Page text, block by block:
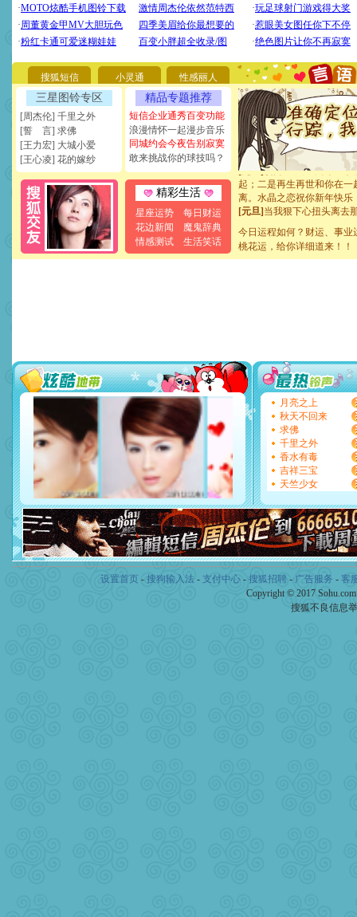
搜狐短信 小灵通 性感丽人
三星图铃专区
[周杰伦] 千里之外
[誓 言] 求佛
[王力宏] 大城小爱
[王心凌] 花的嫁纱
精品专题推荐
短信企业通秀百变功能
浪漫情怀一起漫步音乐
同城约会今夜告别寂寞
敢来挑战你的球技吗？
精彩生活
星座运势
每日财运
花边新闻
魔鬼辞典
情感测试
生活笑话
[圣诞节]圣诞节到了，想想
你太多，只有给你五千万
要平安！千万要知足！千
能正大光明地骚扰你,告诉
天都要快乐噢!
[圣诞节]奉上一颗祝福的心,
如意,快乐,鲜花,一切美好的
[元旦] 看到你我会触电；看
断电。爱你是我职业，想
你是我专业！水晶之恋祝你
[元旦]如果上天让我许三个
起；二是再生再世和你在
离。水晶之恋祝你新年快乐
[元旦]当我狠下心扭头离去
泣，这痛楚让我明白我多
卖了。水晶之恋祝你新年快
[春节]风柔雨润好月圆，半
[圣诞节]不只这样的日子才
能正大光明地骚扰你,告诉
天都要快乐噢!
[圣诞节]奉上一颗祝福的心,
如意,快乐,鲜花,一切美好
[元旦]
看到你我会触电；
断电。爱你是我职业，想
你是我专业！水晶之恋祝你
[元旦]
如果上天让我许三
起；二是再生再世和你在
离。水晶之恋祝你新年快乐
[元旦]当我狠下心扭头离去
泣，这痛楚让我明白我多
卖了。水晶之恋祝你新年快
[春节]风柔雨润好月圆，半
颜！冬去春来似水如烟，
道一声平安！新年吉祥万事
[春节]传说薰衣草有四片叶
片叶子是希望，第三片叶
今日运程如何？财运、事业
桃花运，给你详细道来！！
月亮之上
秋天不回来
求佛
千里之外
香水有毒
吉祥三宝
天竺少女
设置首页 - 搜狗输入法- 支付中心- 搜狐招聘- 广告服务 - 客
Copyright © 2017
搜狐不良信息